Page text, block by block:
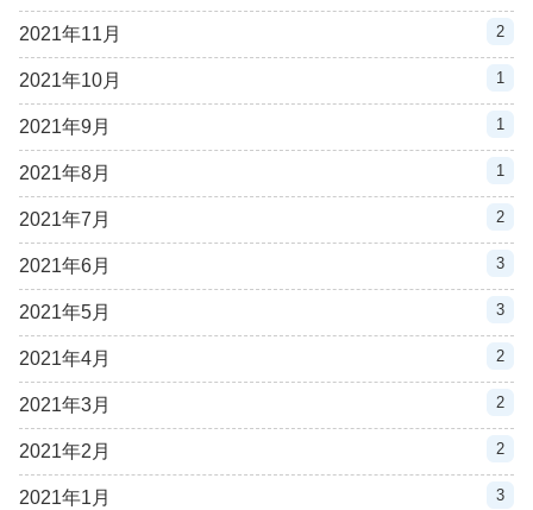
2021年11月 2
2021年10月 1
2021年9月 1
2021年8月 1
2021年7月 2
2021年6月 3
2021年5月 3
2021年4月 2
2021年3月 2
2021年2月 2
2021年1月 3